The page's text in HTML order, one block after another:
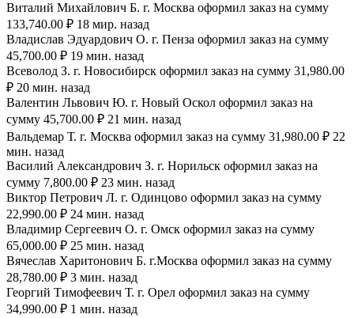
Виталий Михайлович Б. г. Москва оформил заказ на сумму
133,740.00 ₽ 18 мир. назад
Владислав Эдуардович О. г. Пенза оформил заказ на сумму
45,700.00 ₽ 19 мин. назад
Всеволод З. г. Новосибирск оформил заказ на сумму 31,980.00
₽ 20 мин. назад
Валентин Львович Ю. г. Новый Оскол оформил заказ на
сумму 45,700.00 ₽ 21 мин. назад
Вальдемар Т. г. Москва оформил заказ на сумму 31,980.00 ₽ 22
мин. назад
Василий Александрович З. г. Норильск оформил заказ на
сумму 7,800.00 ₽ 23 мин. назад
Виктор Петрович Л. г. Одинцово оформил заказ на сумму
22,990.00 ₽ 24 мин. назад
Владимир Сергеевич О. г. Омск оформил заказ на сумму
65,000.00 ₽ 25 мин. назад
Вячеслав Харитонович Б. г.Москва оформил заказ на сумму
28,780.00 ₽ 3 мин. назад
Георгий Тимофеевич Т. г. Орел оформил заказ на сумму
34,990.00 ₽ 1 мин. назад